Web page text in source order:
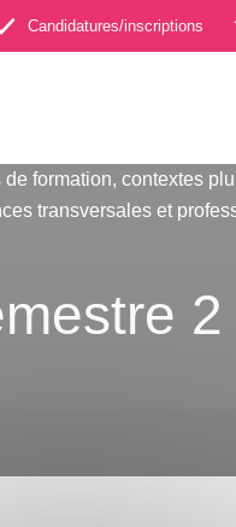
Candidatures/inscriptions
formation, contextes
transversales et
2